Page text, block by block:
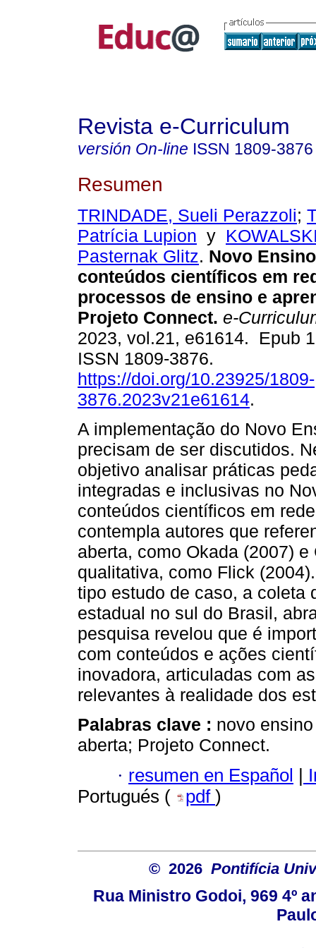
Revista e-Curriculum
versión On-line ISSN 1809-3876
Resumen
TRINDADE, Sueli Perazzoli;
Patrícia Lupion y
Pasternak Glitz. Novo
conteúdos científicos em
processos de ensino e
Projeto Connect. e-
2023, vol.21, e61614. Epub
ISSN 1809-3876.
https://doi.org/10.23925/1809-
3876.2023v21e61614.
A implementação do Novo
precisam de ser discutidos.
objetivo analisar práticas
integradas e inclusivas no
conteúdos científicos em
contempla autores que
aberta, como Okada (2007)
qualitativa, como Flick
tipo estudo de caso, a coleta
estadual no sul do Brasil,
pesquisa revelou que é
com conteúdos e ações
inovadora, articuladas com
relevantes à realidade dos
Palabras clave : novo
aberta; Projeto Connect.
· resumen en Español |
Portugués (
pdf )
© 2026 Pontifícia
Rua Ministro Godoi, 969 4º